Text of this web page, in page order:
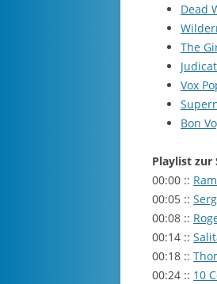
Dead
The
Vox
Bon
Playlist zur
00:00 ::
00:05 ::
00:08 ::
00:14 ::
00:18 ::
00:24 :: 10